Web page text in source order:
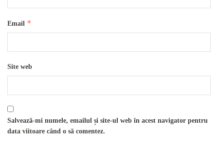
Email *
Site web
Salvează-mi numele, emailul și site-ul web în acest navigator pentru
data viitoare când o să comentez.